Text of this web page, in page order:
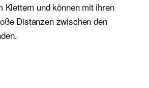
Klettern und können mit ihren
Distanzen zwischen den